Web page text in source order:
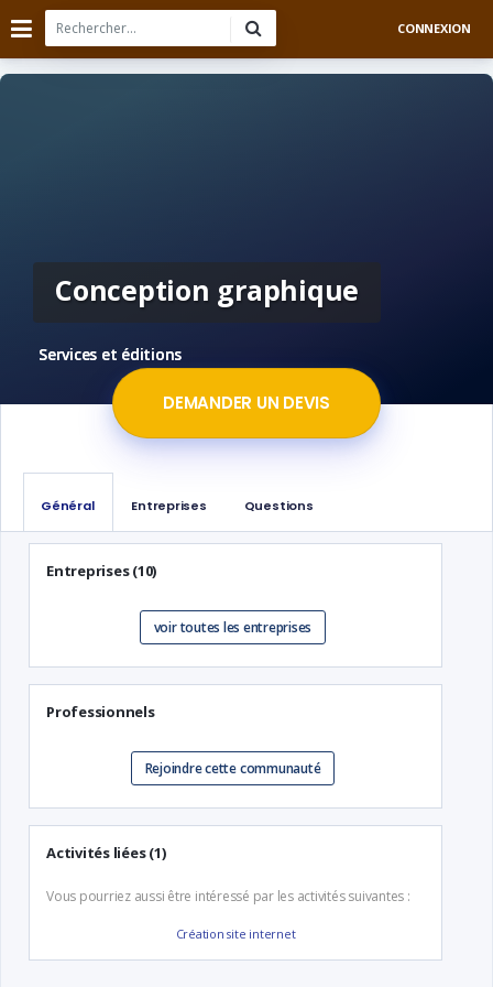
CONNEXION
Conception graphique
Services et éditions
DEMANDER UN DEVIS
Général Entreprises Questions
Entreprises (10)
voir toutes les entreprises
Professionnels
Rejoindre cette communauté
Activités liées (1)
Vous pourriez aussi être intéressé par les activités suivantes :
Création site internet